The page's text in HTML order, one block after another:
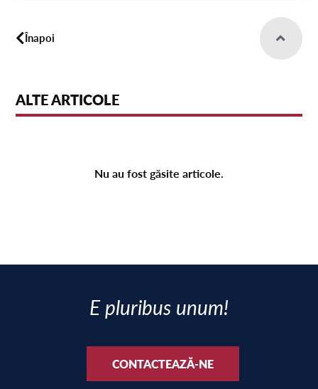
Înapoi
ALTE ARTICOLE
Nu au fost găsite articole.
E pluribus unum!
CONTACTEAZĂ-NE